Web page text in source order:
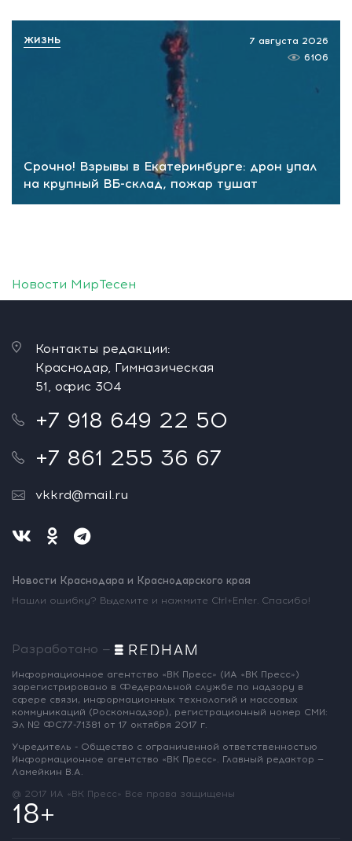
Срочно! Взрывы в Екатеринбурге: дрон упал
на крупный ВБ-склад, пожар тушат
7 августа 2026
6106
ЖИЗНЬ
Новости МирТесен
Контакты редакции:
Краснодар, Гимназическая
51, офис 304
+7 918 649 22 50
+7 861 255 36 67
vkkrd@mail.ru
Новости Краснодара и Краснодарского края
Нашли ошибку? Выделите и нажмите Ctrl+Enter. Спасибо!
Разработано —
Информационное агентство «ВК Пресс» (ИА «ВК Пресс»)
зарегистрировано в Федеральной службе по надзору в
сфере связи, информационных технологий и массовых
коммуникаций (Роскомнадзор), регистрационный номер СМИ:
Эл № ФС77-71381 от 17 октября 2017 г.
Учредитель - Общество с ограниченной ответственностью
Информационное агентство «ВК Пресс». Главный редактор —
Ламейкин В.А.
@ 2017 ИА «ВК Пресс» Все права защищены
18+